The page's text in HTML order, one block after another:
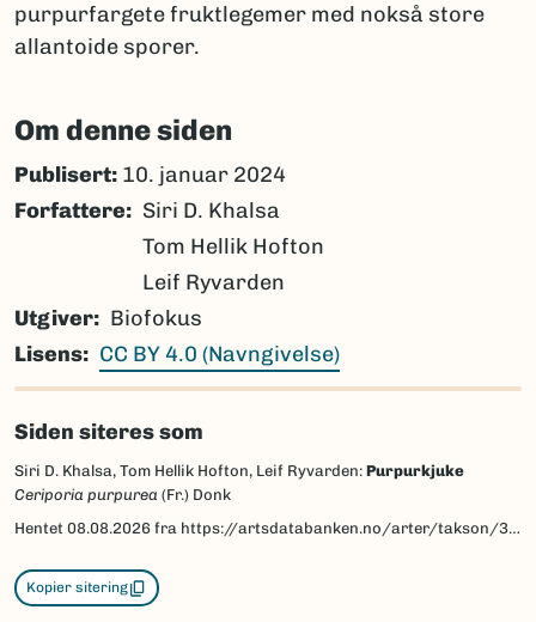
purpurfargete fruktlegemer med nokså store
allantoide sporer.
Om denne siden
Publisert: 10. januar 2024
Forfattere
Siri D. Khalsa
Tom Hellik Hofton
Leif Ryvarden
Utgiver
Biofokus
Lisens
CC BY 4.0 (Navngivelse)
Siden siteres som
Siri D. Khalsa, Tom Hellik Hofton, Leif Ryvarden: Purpurkjuke
Ceriporia purpurea (Fr.) Donk
Hentet 08.08.2026 fra https://artsdatabanken.no/arter/takson/39937/beskrivelse
Kopier sitering